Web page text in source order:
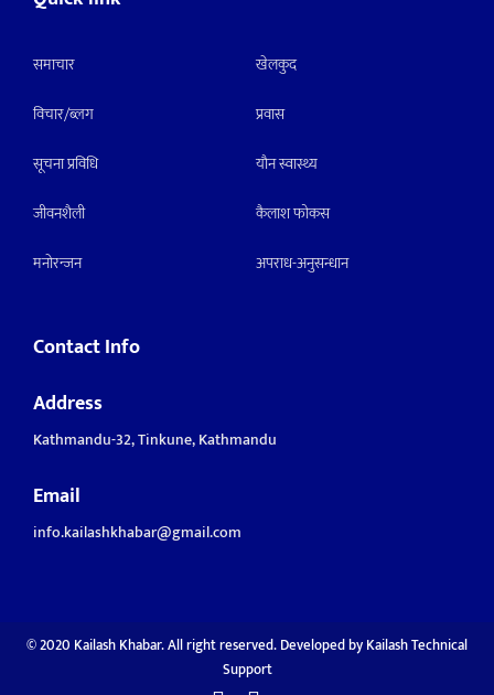
समाचार
विचार/ब्लग
सूचना प्रविधि
जीवनशैली
मनाेरन्जन
खेलकुद
प्रवास
याैन स्वास्थ्य
कैलाश फोकस
अपराध-अनुसन्धान
Contact Info
Address
Kathmandu-32, Tinkune, Kathmandu
Email
info.kailashkhabar@gmail.com
© 2020 Kailash Khabar. All right reserved. Developed byKailash Technical
Support